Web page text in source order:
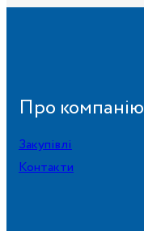
Про компанію
Закупівлі
Контакти